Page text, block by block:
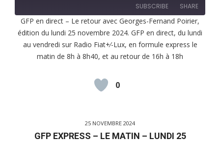
SUBSCRIBE SHARE
RSS FEED
SHARE
LINK
GFP en direct – Le retour avec Georges-Fernand Poirier,
édition du lundi 25 novembre 2024. GFP en direct, du lundi
au vendredi sur Radio Fiat+⁄-Lux, en formule express le
matin de 8h à 8h40, et au retour de 16h à 18h
0
25 NOVEMBRE 2024
GFP EXPRESS – LE MATIN – LUNDI 25